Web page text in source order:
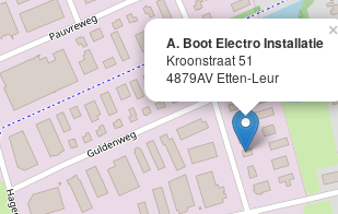
A. Boot Electro Installatie
Kroonstraat 51
4879AV Etten-Leur
×